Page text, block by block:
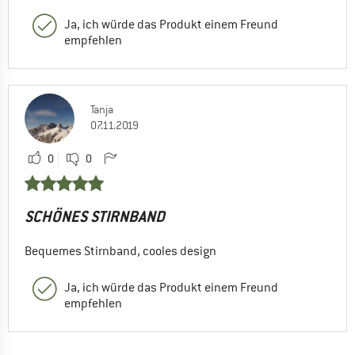
Ja, ich würde das Produkt einem Freund
empfehlen
Tanja
07.11.2019
0 0
SCHÖNES STIRNBAND
Bequemes Stirnband, cooles design
Ja, ich würde das Produkt einem Freund
empfehlen